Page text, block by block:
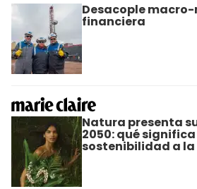
Desacople
financiera
Natura presenta
2050: qué
sostenibilidad a